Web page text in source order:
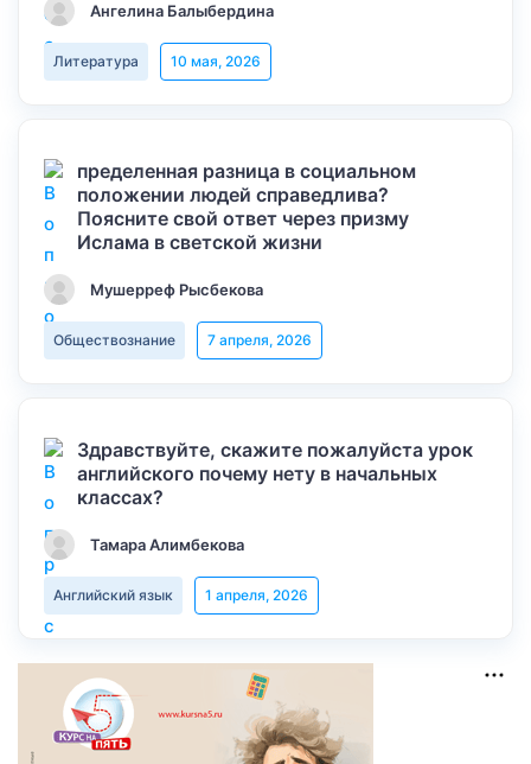
Ангелина Балыбердина
Литература 10 мая, 2026
пределенная разница в социальном
положении людей справедлива?
Поясните свой ответ через призму
Ислама в светской жизни
Мушерреф Рысбекова
Обществознание 7 апреля, 2026
Здравствуйте, скажите пожалуйста урок
английского почему нету в начальных
классах?
Тамара Алимбекова
Английский язык 1 апреля, 2026